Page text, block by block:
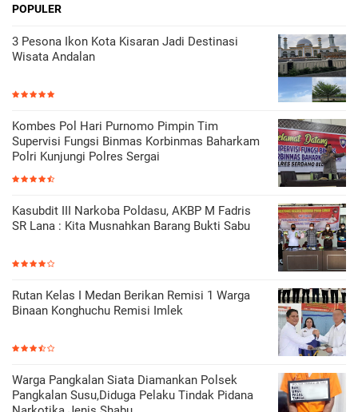
POPULER
3 Pesona Ikon Kota Kisaran Jadi Destinasi
Wisata Andalan
Kombes Pol Hari Purnomo Pimpin Tim
Supervisi Fungsi Binmas Korbinmas Baharkam
Polri Kunjungi Polres Sergai
Kasubdit III Narkoba Poldasu, AKBP M Fadris
SR Lana : Kita Musnahkan Barang Bukti Sabu
Rutan Kelas I Medan Berikan Remisi 1 Warga
Binaan Konghuchu Remisi Imlek
Warga Pangkalan Siata Diamankan Polsek
Pangkalan Susu,Diduga Pelaku Tindak Pidana